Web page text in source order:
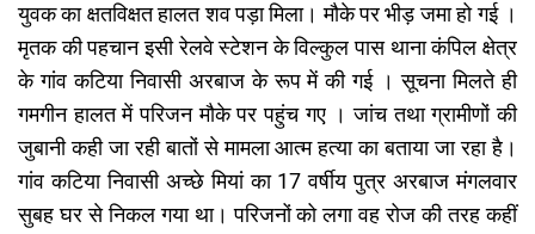
युवक का क्षतविक्षत हालत शव पड़ा मिला। मौके पर भीड़ जमा हो गई ।
मृतक की पहचान इसी रेलवे स्टेशन के विल्कुल पास थाना कंपिल क्षेत्र
के गांव कटिया निवासी अरबाज के रूप में की गई । सूचना मिलते ही
गमगीन हालत में परिजन मौके पर पहुंच गए । जांच तथा ग्रामीणों की
जुबानी कही जा रही बातों से मामला आत्म हत्या का बताया जा रहा है।
गांव कटिया निवासी अच्छे मियां का 17 वर्षीय पुत्र अरबाज मंगलवार
सुबह घर से निकल गया था। परिजनों को लगा वह रोज की तरह कहीं